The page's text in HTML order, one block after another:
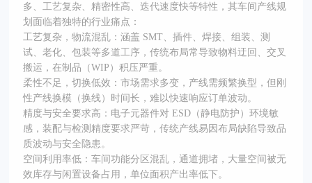
多、工艺复杂、精密性高、迭代速度快等特性，其车间产线规
划面临着独特的行业痛点：
工艺复杂，物流混乱：涵盖 SMT、插件、焊接、组装、测
试、老化、包装等多道工序，传统布局常导致物料迂回、交叉
搬运，在制品（WIP）积压严重。
柔性不足，切换低效：市场需求多变，产线需频繁换型，但刚
性产线换模（换线）时间长，难以快速响应订单波动。
精度与安全要求高：电子元器件对 ESD（静电防护）环境敏
感，装配与检测精度要求严苛，传统产线易因布局缺陷导致品
质波动与安全隐患。
空间利用率低：车间功能分区混乱，通道拥堵，大量空间被无
效库存与闲置设备占用，单位面积产出率低下。